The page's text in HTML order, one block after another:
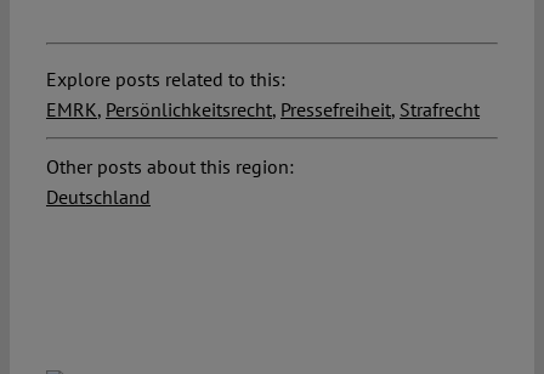
Explore posts related to this:
EMRK, Persönlichkeitsrecht, Pressefreiheit, Strafrecht
Other posts about this region:
Deutschland